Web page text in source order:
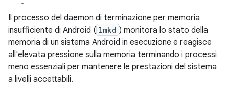
Il processo del daemon di terminazione per memoria
insufficiente di Android ( lmkd ) monitora lo stato della
memoria di un sistema Android in esecuzione e reagisce
all'elevata pressione sulla memoria terminando i processi
meno essenziali per mantenere le prestazioni del sistema
a livelli accettabili.